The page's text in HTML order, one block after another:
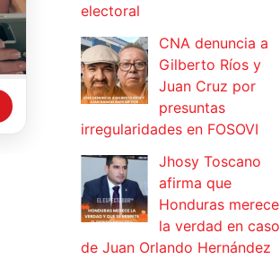
electoral
CNA denuncia a
Gilberto Ríos y
Juan Cruz por
presuntas
irregularidades en FOSOVI
Jhosy Toscano
afirma que
Honduras merece
la verdad en caso
de Juan Orlando Hernández